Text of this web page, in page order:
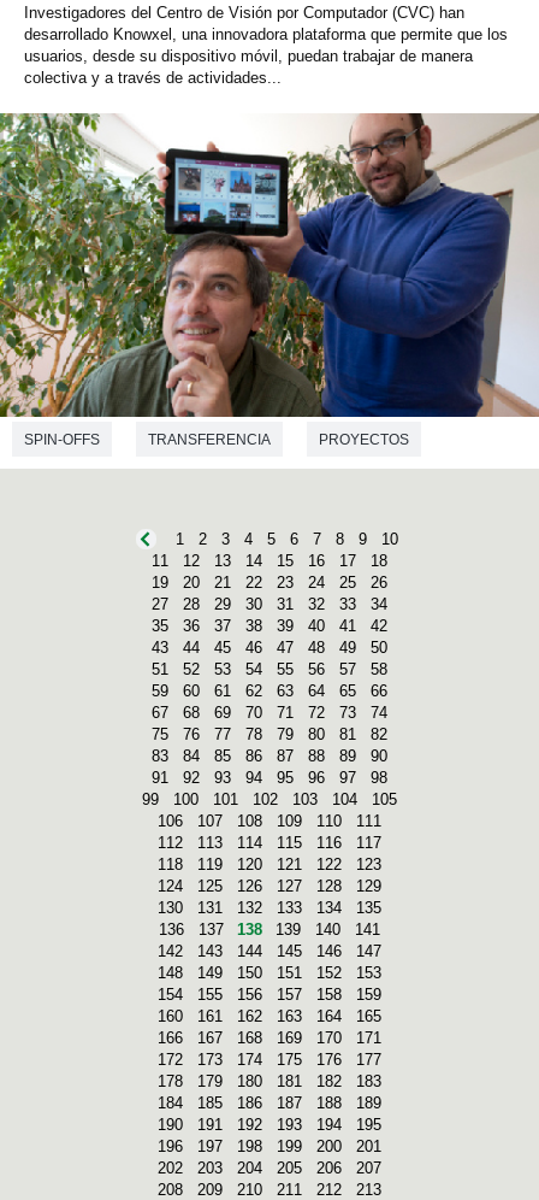
Investigadores del Centro de Visión por Computador (CVC) han
desarrollado Knowxel, una innovadora plataforma que permite que los
usuarios, desde su dispositivo móvil, puedan trabajar de manera
colectiva y a través de actividades...
SPIN-OFFS TRANSFERENCIA PROYECTOS
1 2 3 4 5 6 7 8 9
10
11
12 13 14 15 16 17
18
19
20 21 22 23 24 25
26
27
28 29 30 31 32 33
34
35
36 37 38 39 40 41
42
43
44 45 46 47 48 49
50
51
52 53 54 55 56 57
58
59
60 61 62 63 64 65
66
67
68 69 70 71 72 73
74
75
76 77 78 79 80 81
82
83
84 85 86 87 88 89
90
91
92 93 94 95 96 97
98
99
100 101 102 103 104
105
106
107 108 109 110
111
112
113 114 115 116
117
118
119 120 121 122
123
124
125 126 127 128
129
130
131 132 133 134
135
136
137 138 139 140
141
142
143 144 145 146
147
148
149 150 151 152
153
154
155 156 157 158
159
160
161 162 163 164
165
166
167 168 169 170
171
172
173 174 175 176
177
178
179 180 181 182
183
184
185 186 187 188
189
190
191 192 193 194
195
196
197 198 199 200
201
202
203 204 205 206
207
208
209 210 211 212
213